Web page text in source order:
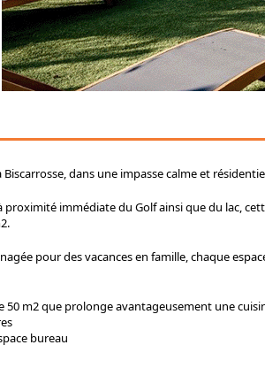
dans une impasse calme et
proximité immédiate du Golf ainsi que du lac,
pour des vacances en famille, chaque
50 m2 que prolonge avantageusement une
bureau